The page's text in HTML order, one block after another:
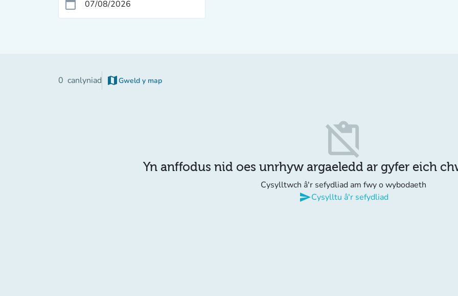
calendar_today
0 canlyniad map Gweld y map
content_paste_off
Yn anffodus nid oes unrhyw argaeledd ar gyfer eich
Cysylltwch â'r sefydliad am fwy o wybodaeth
sendCysylltu â'r sefydliad